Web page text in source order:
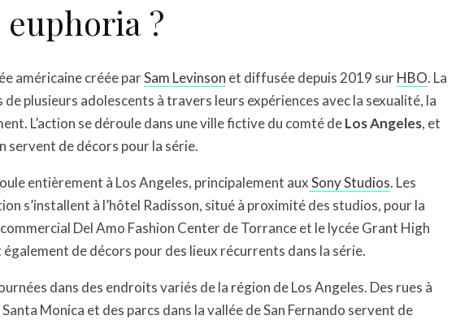
?
américaine créée parSam Levinson et diffusée depuis 2019 surHBO. La
plusieurs adolescents à travers leurs expériences avec la sexualité, la
L’action se déroule dans une ville fictive du comté deLos Angeles, et
servent de décors pour la série.
entièrement à Los Angeles, principalement auxSony Studios. Les
s’installent à l’hôtel Radisson, situé à proximité des studios, pour la
Del Amo Fashion Center de Torrance et le lycée Grant High
de décors pour des lieux récurrents dans la série.
dans des endroits variés de la région de Los Angeles. Des rues à
Santa Monica et des parcs dans la vallée de San Fernando servent de